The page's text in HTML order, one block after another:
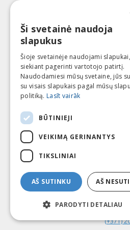
Apie
Kontaktai
Privatumo
Sekite mus Surask mus
Mokėti su
©
"FIT & HEALTHY"
(+371)
Ši svetainė naudoja
slapukus
Šioje svetainėje naudojami slapukai,
siekiant pagerinti vartotojo patirtį.
Naudodamiesi mūsų svetaine, jūs
su visais slapukais pagal mūsų
politiką. Lasīt vairāk
BŪTINIEJI
VEIKIMĄ GERINANTYS
TIKSLINIAI
AŠ SUTINKU AŠ
PARODYTI DETALIAU